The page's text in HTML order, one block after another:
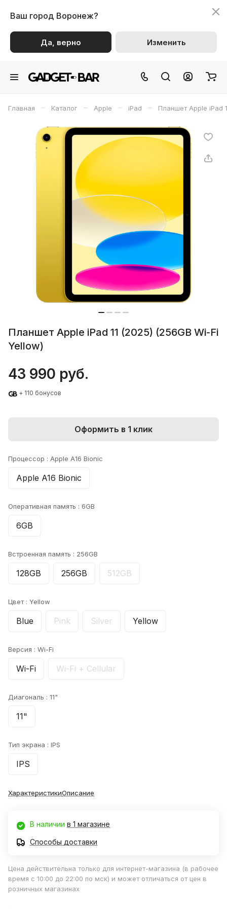
Ваш город Воронеж?
Да, верно Изменить
Главная – Каталог – Apple – iPad – Планшет Apple iPad
Планшет Apple iPad 11 (2025) (256GB Wi-Fi
Yellow)
43 990 руб.
+ 110 бонусов
Оформить в 1 клик
Процессор : Apple A16 Bionic
Apple A16 Bionic
Оперативная память : 6GB
6GB
Встроенная память : 256GB
128GB 256GB 512GB
Цвет : Yellow
Blue Pink Silver Yellow
Версия : Wi-Fi
Wi-Fi Wi-Fi + Cellular
Диагональ : 11"
11"
Тип экрана : IPS
IPS
ХарактеристикиОписание
В наличии в 1 магазине
Способы доставки
Цена действительна только для интернет-магазина (в рабочее
время с 10:00 до 22:00 по мск) и может отличаться от цен в
розничных магазинах